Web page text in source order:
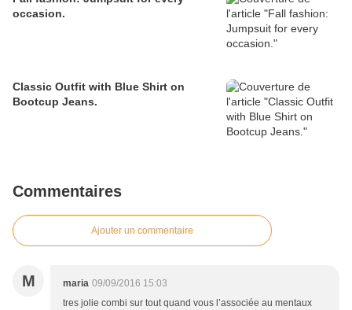
occasion.
Classic Outfit with Blue Shirt on
Bootcup Jeans.
Commentaires
Ajouter un commentaire
M maria 09/09/2016 15:03
tres jolie combi sur tout quand vous l’associée au mentaux